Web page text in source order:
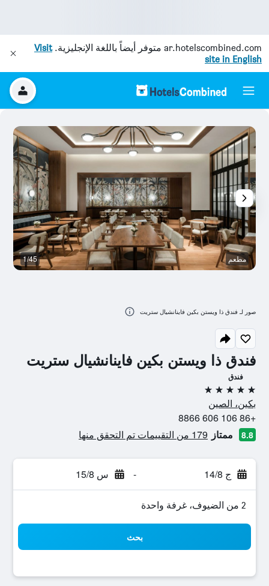
ar.hotelscombined.com متوفر أيضاً باللغة الإنجليزية.Visit
site in English
فندق ذا ويستن بكين فاينانشيال ستريت
فندق
5 نجوم
بكين، الصين
+86 106 606 8866
8.8 ممتاز 179 من التقييمات تم التحقق منها
ج 14/8 - س 15/8
2 من الضيوف، غرفة واحدة
بحث
مطعم 1/45
صور لـ فندق ذا ويستن بكين فاينانشيال ستريت